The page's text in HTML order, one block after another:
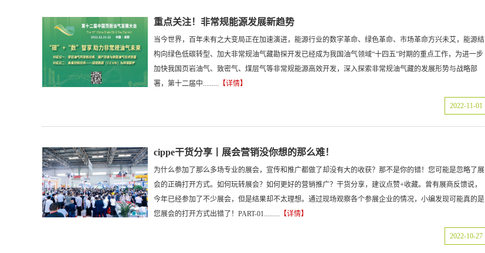
重点关注！非常规能源发展新趋势
当今世界，百年未有之大变局正在加速演进，能源行业的数字革命、绿色革命、市场革命方兴未艾，能源结
构向绿色低碳转型、加大非常规油气藏勘探开发已经成为我国油气领域“十四五”时期的重点工作，为进一步
加快我国页岩油气、致密气、煤层气等非常规能源高效开发，深入探索非常规油气藏的发展形势与战略部
署，第十二届中......... 【详情】
2022-11-01
cippe干货分享丨展会营销没你想的那么难！
为什么参加了那么多场专业的展会，宣传和推广都做了却没有大的收获？那不是你的错！您可能是忽略了展
会的正确打开方式。如何玩转展会？如何更好的营销推广？干货分享，建议点赞+收藏。曾有展商反馈说，
今年已经参加了不少展会，但是结果却不太理想。通过现场观察各个参展企业的情况，小编发现可能真的是
您展会的打开方式出错了！PART-01......... 【详情】
2022-10-27